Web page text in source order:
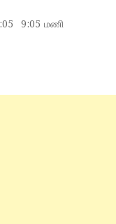
9:05 மணி